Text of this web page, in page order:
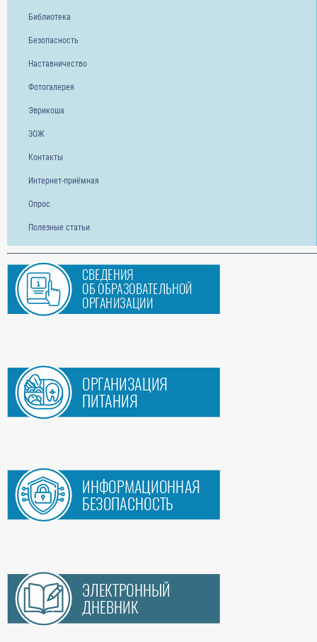
Библиотека
Безопасность
Наставничество
Фотогалерея
Эврикоша
ЗОЖ
Контакты
Интернет-приёмная
Опрос
Полезные статьи